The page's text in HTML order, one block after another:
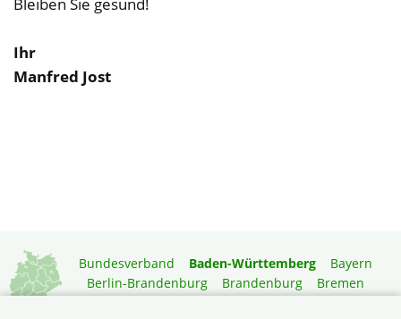
Bleiben Sie gesund!
Ihr
Manfred Jost
Bundesverband Baden-Württemberg
Bayern
Berlin-Brandenburg
Brandenburg
Bremen